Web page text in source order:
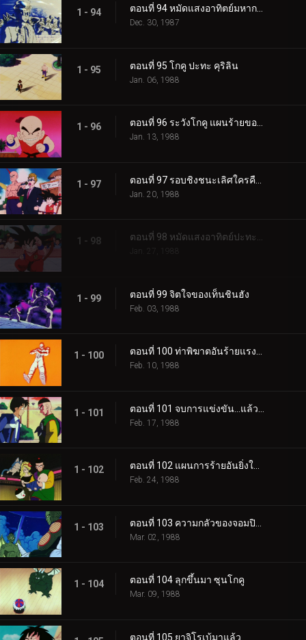
1 - 94 ตอนที่ 94 หมัดแสงอาทิตย์มหากาฬ
Dec. 30, 1987
1 - 95 ตอนที่ 95 โกคู ปะทะ คุริลิน
Jan. 06, 1988
1 - 96 ตอนที่ 96 ระวังโกคู แผนร้ายของคุริลิน
Jan. 13, 1988
1 - 97
Jan. 20, 1988
1 - 98 ตอนที่ 98 หมัดแสงอาทิตย์ปะทะพลังขั้นต่อสู้
Jan. 27, 1988
1 - 99 ตอนที่ 99 จิตใจของเท็นชินฮัง
Feb. 03, 1988
1 - 100 ตอนที่ 100 ท่าพิฆาตอันร้ายแรงที่สุด
Feb. 10, 1988
1 - 101
Feb. 17, 1988
1 - 102 ตอนที่ 102 แผนการร้ายอันยิ่งใหญ่
Feb. 24, 1988
1 - 103
Mar. 02, 1988
1 - 104 ตอนที่ 104 ลุกขึ้นมา ซุนโกคู
Mar. 09, 1988
ตอนที่ 105 ยาจิโรเบ้มาแล้ว